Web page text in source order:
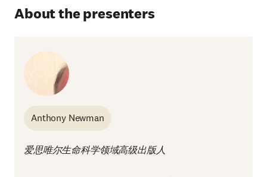
About the presenters
Anthony Newman
爱思唯尔生命科学领域高级出版人